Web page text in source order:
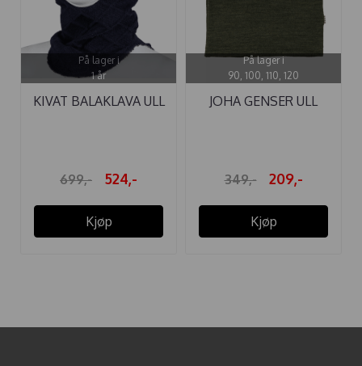
På lager i
1 år
KIVAT BALAKLAVA ULL
699,- 524,-
Kjøp
På lager i
90, 100, 110, 120
JOHA GENSER ULL
349,- 209,-
Kjøp